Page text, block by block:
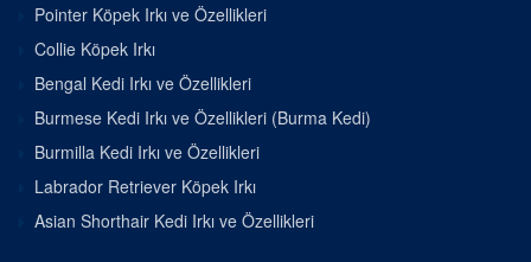
Pointer Köpek Irkı ve Özellikleri
Collie Köpek Irkı
Bengal Kedi Irkı ve Özellikleri
Burmese Kedi Irkı ve Özellikleri (Burma Kedi)
Burmilla Kedi Irkı ve Özellikleri
Labrador Retriever Köpek Irkı
Asian Shorthair Kedi Irkı ve Özellikleri